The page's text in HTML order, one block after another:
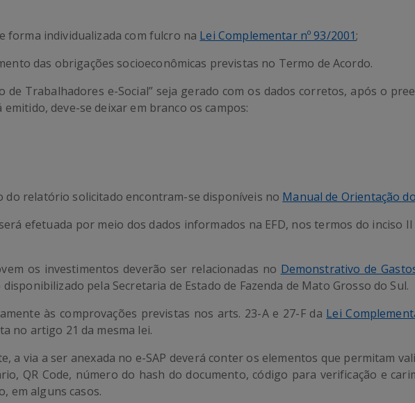
forma individualizada com fulcro na Lei Complementar nº 93/2001;
das obrigações socioeconômicas previstas no Termo de Acordo.
de Trabalhadores e-Social” seja gerado com os dados corretos, após o
deve-se deixar em branco os campos:
do relatório solicitado encontram-se disponíveis no Manual de Orientação
efetuada por meio dos dados informados na EFD, nos termos do inciso II
os investimentos deverão ser relacionadas no Demonstrativo de
pela Secretaria de Estado de Fazenda de Mato Grosso do Sul.
às comprovações previstas nos arts. 23-A e 27-F da Lei
no artigo 21 da mesma lei.
a via a ser anexada no e-SAP deverá conter os elementos que permitam
QR Code, número do hash do documento, código para verificação e
em alguns casos.